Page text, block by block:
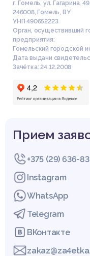
г. Гомель, ул. Гагарина,
246008, Гомель, BY
УНП 490652223
Орган, осуществивший
предприятия:
Гомельский городской
Дата выдачи
Зачётка: 24.12.2008
Прием
+375 (29) 636-
Instagram
WhatsApp
Telegram
ВКонтакте